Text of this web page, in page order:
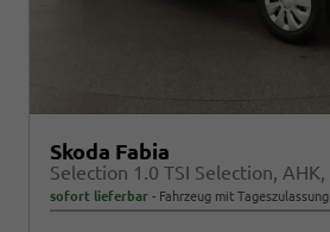
Skoda Fabia
sofort lieferbar Fahrzeug mit Tageszulassung